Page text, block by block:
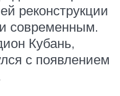
реконструкции
современным.
Кубань,
с появлением